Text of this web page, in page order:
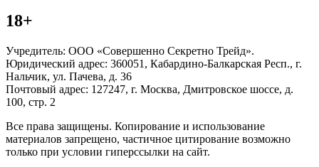
18+
Учредитель: ООО «Совершенно Секретно Трейд».
Юридический адрес: 360051, Кабардино-Балкарская Респ., г.
Нальчик, ул. Пачева, д. 36
Почтовый адрес: 127247, г. Москва, Дмитровское шоссе, д.
100, стр. 2
Все права защищены. Копирование и использование
материалов запрещено, частичное цитирование возможно
только при условии гиперссылки на сайт.